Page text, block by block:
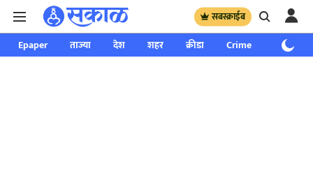
सबस्क्राईब
Epaper ताज्या देश शहर क्रीडा Crime साप्ताहिक